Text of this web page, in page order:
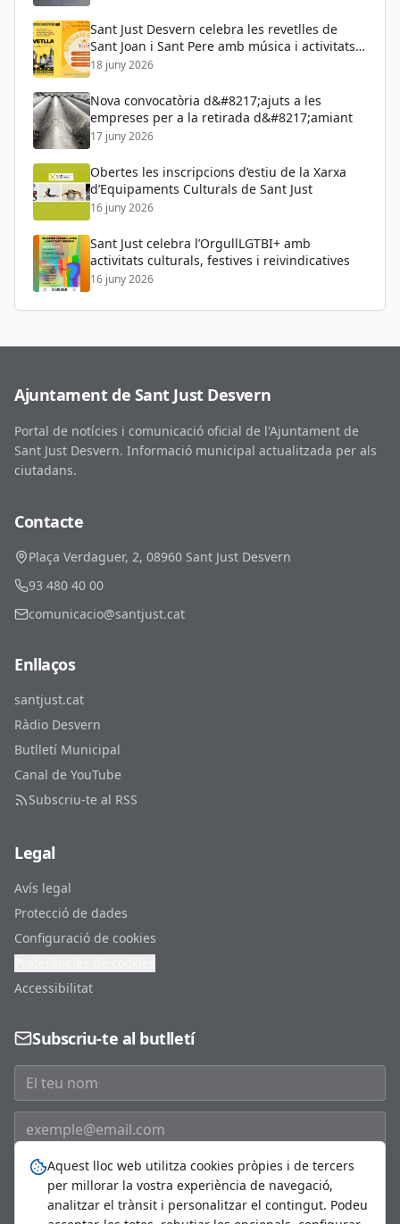
Sant Just Desvern celebra les revetlles de
Sant Joan i Sant Pere amb música i activitats
per a tots els públics
18 juny 2026
Nova convocatòria d&#8217;ajuts a les
empreses per a la retirada d&#8217;amiant
17 juny 2026
Obertes les inscripcions d’estiu de la Xarxa
d’Equipaments Culturals de Sant Just
16 juny 2026
Sant Just celebra l’OrgullLGTBI+ amb
activitats culturals, festives i reivindicatives
16 juny 2026
Ajuntament de Sant Just Desvern
Portal de notícies i comunicació oficial de l'Ajuntament de
Sant Just Desvern. Informació municipal actualitzada per als
ciutadans.
Contacte
Plaça Verdaguer, 2, 08960 Sant Just Desvern
93 480 40 00
comunicacio@santjust.cat
Enllaços
santjust.cat
Ràdio Desvern
Butlletí Municipal
Canal de YouTube
Subscriu-te al RSS
Legal
Avís legal
Protecció de dades
Configuració de cookies
Accessibilitat
Subscriu-te al butlletí
Subscriure'm
Aquest lloc web utilitza cookies pròpies i de tercers
per millorar la vostra experiència de navegació,
analitzar el trànsit i personalitzar el contingut. Podeu